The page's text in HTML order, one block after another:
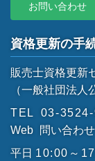
お問い合わせ
資格更新の手
販売士資格更新
（一般社団法人
TEL
03-3524-
Web
問い合わ
平日 10:00～